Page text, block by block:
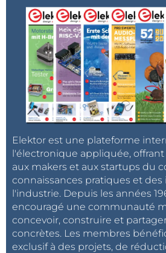
Elektor est une plateforme
l'électronique appliquée,
aux makers et aux startups du
connaissances pratiques et
l'industrie. Depuis les années
encouragé une communauté
concevoir, construire et
concrètes. Les membres
exclusif à des projets, de